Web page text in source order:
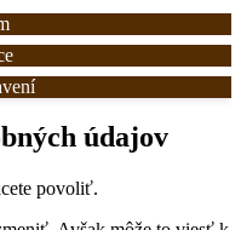
údajov
povoliť.